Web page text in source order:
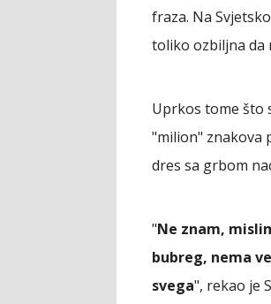
fraza. Na
toliko ozbiljna da
Uprkos tome što
"milion" znakova
dres sa grbom
"Ne znam,
bubreg, nema
svega", rekao je